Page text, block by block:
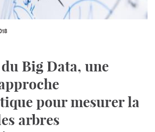
Big Data, une
pour mesurer la
arbres